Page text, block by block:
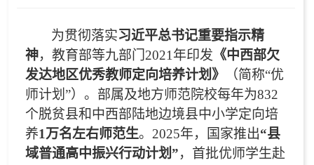
为贯彻落实习近平总书记重要指示精
神， 教育部等九部门2021年印发 《中西部欠
发达地区优秀教师定向培养计划》
（简称“优
师计划”）。部属及地方师范院校每年为832
个脱贫县和中西部陆地边境县中小学定向培
养1万名左右师范生。2025年，国家推出“县
域普通高中振兴行动计划”，首批优师学生赴